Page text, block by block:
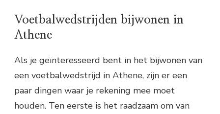
Voetbalwedstrijden bijwonen in
Athene
Als je geïnteresseerd bent in het bijwonen van
een voetbalwedstrijd in Athene, zijn er een
paar dingen waar je rekening mee moet
houden. Ten eerste is het raadzaam om van